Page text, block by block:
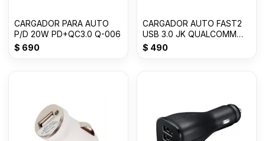
CARGADOR PARA AUTO
P/D 20W PD+QC3.0 Q-006
$ 690
CARGADOR AUTO FAST2
USB 3.0 JK QUALCOMM
CHIP 12/24 VLTS 3.1
$ 490